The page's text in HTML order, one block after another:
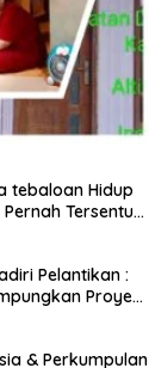
tebaloan Hidup
Tersentuh
Pelantikan :
Proyek
& Perkumpulan